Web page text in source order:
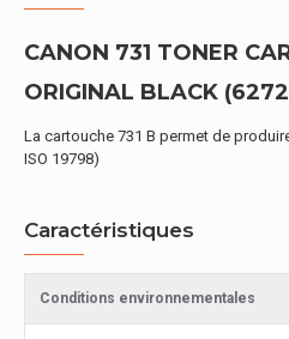
CANON 731 TONER
ORIGINAL BLACK
La cartouche 731 B permet de
ISO 19798)
Caractéristiques
Conditions environnementales